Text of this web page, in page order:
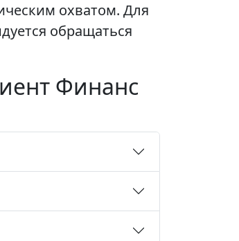
охватом. Для
обращаться
Финанс